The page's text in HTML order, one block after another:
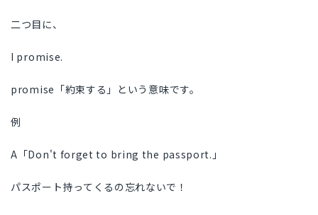
二つ目に、
I promise.
promise「約束する」という意味です。
例
A「Don't forget to bring the passport.」
パスポート持ってくるの忘れないで！